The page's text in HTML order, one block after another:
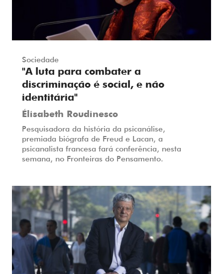
Sociedade
"A luta para combater a
discriminação é social, e não
identitária"
Élisabeth Roudinesco
Pesquisadora da história da psicanálise,
premiada biógrafa de Freud e Lacan, a
psicanalista francesa fará conferência, nesta
semana, no Fronteiras do Pensamento.